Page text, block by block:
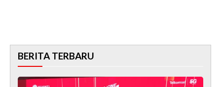
BERITA TERBARU